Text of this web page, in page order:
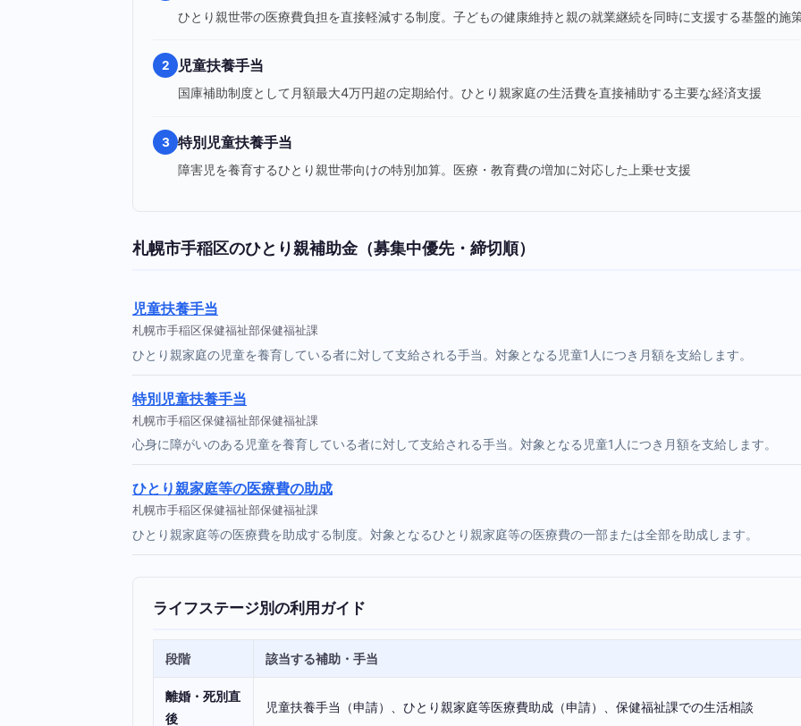
ひとり親世帯の医療費負担を直接軽減する制度。子どもの健康維持と親の就業継続を同時に支援する基盤的施
2 児童扶養手当
国庫補助制度として月額最大4万円超の定期給付。ひとり親家庭の生活費を直接補助する主要な経済支援
3 特別児童扶養手当
障害児を養育するひとり親世帯向けの特別加算。医療・教育費の増加に対応した上乗せ支援
札幌市手稲区のひとり親補助金（募集中優先・締切順）
児童扶養手当
札幌市手稲区保健福祉部保健福祉課
ひとり親家庭の児童を養育している者に対して支給される手当。対象となる児童1人につき月額を支給します。
特別児童扶養手当
札幌市手稲区保健福祉部保健福祉課
心身に障がいのある児童を養育している者に対して支給される手当。対象となる児童1人につき月額を支給します。
ひとり親家庭等の医療費の助成
札幌市手稲区保健福祉部保健福祉課
ひとり親家庭等の医療費を助成する制度。対象となるひとり親家庭等の医療費の一部または全部を助成します。
ライフステージ別の利用ガイド
段階 該当する補助・手当
離婚・死別直
後
児童扶養手当（申請）、ひとり親家庭等医療費助成（申請）、保健福祉課での生活相談